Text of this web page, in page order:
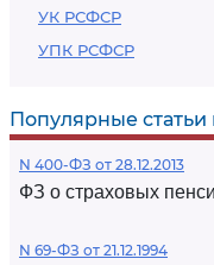
УК РСФСР
УПК РСФСР
Популярные
N 400-ФЗ от 28.12.2013
ФЗ о страховых
N 69-ФЗ от 21.12.1994